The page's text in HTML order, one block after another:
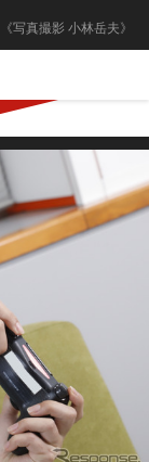
《写真撮影 小林岳夫》